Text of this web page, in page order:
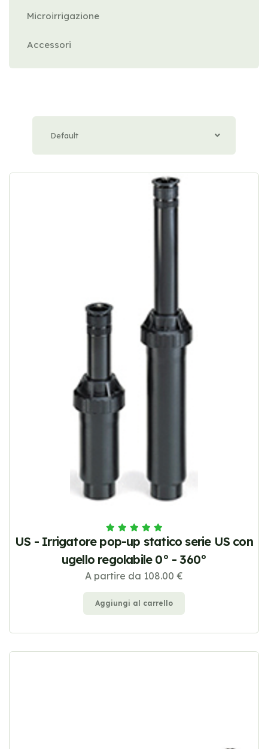
Microirrigazione
Accessori
Default
US - Irrigatore pop-up statico serie US con
ugello regolabile 0° - 360°
A partire da 108.00 €
Aggiungi al carrello